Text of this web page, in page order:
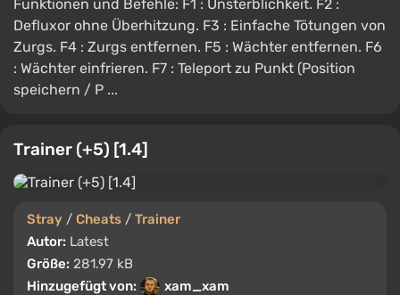
Funktionen und Befehle: F1 : Unsterblichkeit. F2 :
Defluxor ohne Überhitzung. F3 : Einfache Tötungen von
Zurgs. F4 : Zurgs entfernen. F5 : Wächter entfernen. F6
: Wächter einfrieren. F7 : Teleport zu Punkt (Position
speichern / P ...
Trainer (+5) [1.4]
Stray / Cheats / Trainer
Autor: Latest
Größe: 281.97 kB
Hinzugefügt von:
xam_xam